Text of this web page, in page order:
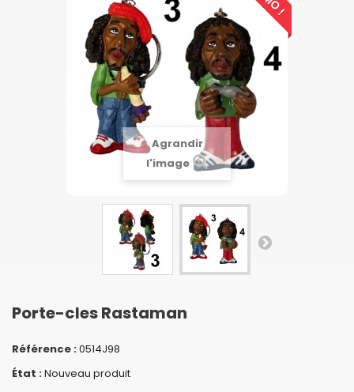
Agrandir
l'image
Porte-cles Rastaman
Référence :0514J98
État :Nouveau produit